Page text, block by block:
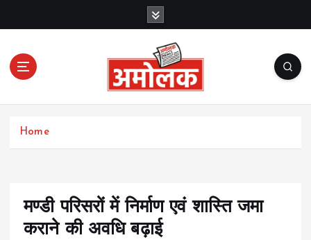
c
Amolak News
Home
मण्डी परिसरों में निर्माण एवं शास्ति जमा
कराने की अवधि बढ़ाई